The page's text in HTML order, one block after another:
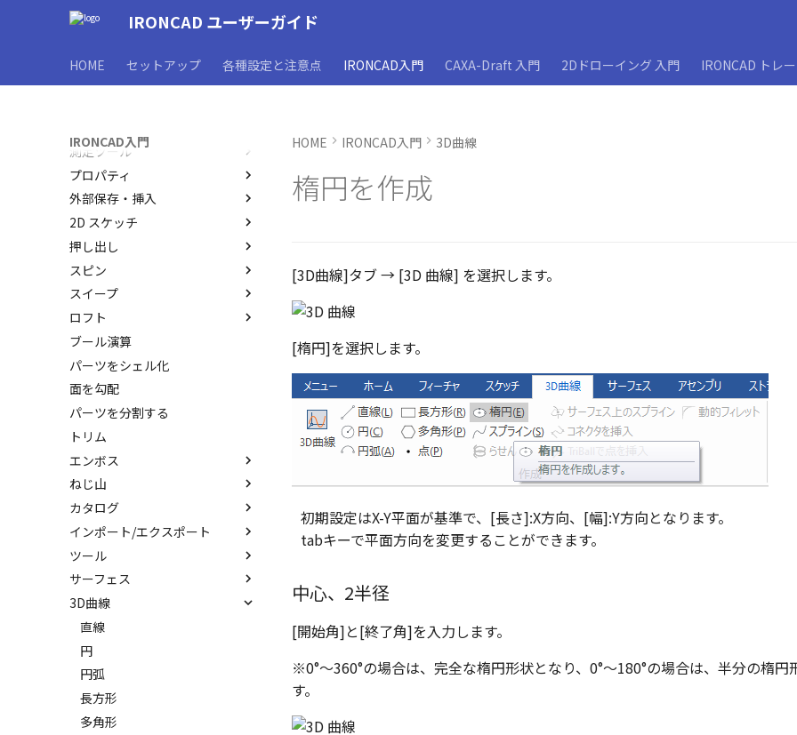
IRONCAD ユーザーガイド
HOME セットアップ 各種設定と注意点 IRONCAD入門 CAXA-Draft 入門 2Dドローイング 入門 IRONCAD トレ
IRONCAD入門
ユーザーインターフェース
ユーザーインターフェースと各
インターフェースのカスタマイ
ズ
ップによるモデリング
SmartSnap（スマートスナッ
プ）機能
IntelliShape のサイズ編集
カーネルの切り替え
ストラクチャパーツについて
アクティブに設定
内部リンク
要素の置き換え
軸ハンドル（直線移動）
平面ハンドル（面移動）
中心ハンドル（点移動）
向きハンドル（向きの変更）
回転
リンクコピーについて
パターン（配列）について
TriBallのみ移動モード
練習問題 1
練習問題 2
アセンブリ構造の変更
アセンブリフィーチャ 押し出
しカット
アセンブリフィーチャ 穴
概要
非表示
抑制[非表示]
ゴーストパーツに設定
その他の機能
測定ツール
SmartDimension
その他の測定ツール
Triball 機能で寸法作成
プロパティ
パーツ プロパティ
アセンブリ プロパティ
既定のプロパティ項目の活用
カスタムプロパティ
外部保存・挿入
外部保存
挿入
2D スケッチ
2Dシェイプ
作図
編集
移動/コピー
回転
サイズ変更
オフセット
ミラー
直線配列/円形配列
フィレット
延長
分割
トリム
重複を削除
隙間を検索
DWG/DXF のインポート
拘束
表示
押し出し
押し出し
押し出しウィザード
簡単押し出し
選択した面を押し出し
スピン
スピン
スピンウィザード
簡単スピン
スイープ
スイープ
スイープウィザード
簡単スイープ
ロフト
ロフト
ロフトウィザード
簡単ロフト
ガイドラインを使用したロフト
ブール演算
パーツをシェル化
面を勾配
パーツを分割する
トリム
エンボス
エンボス
ラップエンボス
ねじ山
ねじ山
略図ねじ山
カタログ
カタログ
カタログセット
パーツの入れ替え
ProActiveBOM
カタログの右クリックメニュー
インポート/エクスポート
インポート
エクスポート
ツール
配置拘束
拘束関係の表示
親に固定
メカニズムモード
干渉チェック
解析
√aエラーチェック
サーフェス
サーフェスを作成
スピン サーフェス
スイープ サーフェス
ロフト サーフェス
ルールド サーフェス
面からサーフェスを作成
3D曲線
直線
円
円弧
長方形
多角形
HOME IRONCAD入門 3D曲線
楕円を作成
[3D曲線]タブ → [3D 曲線] を選択します。
[楕円]を選択します。
初期設定はX-Y平面が基準で、[長さ]:X方向、[幅]:Y方向となります。
tabキーで平面方向を変更することができます。
中心、2半径
[開始角]と[終了角]を入力します。
※0°～360°の場合は、完全な楕円形状となり、0°～180°の場合は、半分の楕円
す。